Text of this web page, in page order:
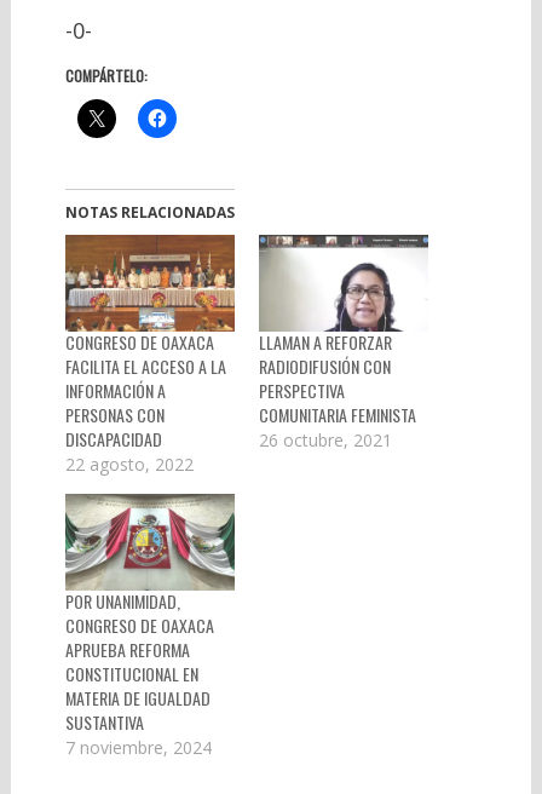
-0-
COMPÁRTELO:
NOTAS RELACIONADAS
CONGRESO DE OAXACA
FACILITA EL ACCESO A LA
INFORMACIÓN A
PERSONAS CON
DISCAPACIDAD
22 agosto, 2022
LLAMAN A REFORZAR
RADIODIFUSIÓN CON
PERSPECTIVA
COMUNITARIA FEMINISTA
26 octubre, 2021
POR UNANIMIDAD,
CONGRESO DE OAXACA
APRUEBA REFORMA
CONSTITUCIONAL EN
MATERIA DE IGUALDAD
SUSTANTIVA
7 noviembre, 2024